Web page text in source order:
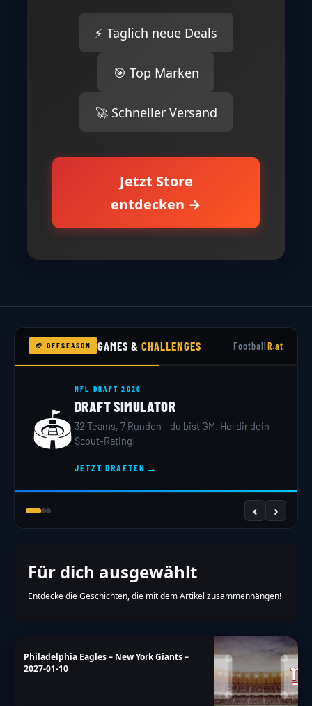
⚡ Täglich neue Deals
🎯 Top Marken
🚀 Schneller Versand
Jetzt Store
entdecken →
🏈 OFFSEASON GAMES &CHALLENGES FootballR.at
🏟️
NFL DRAFT 2026
DRAFT SIMULATOR
32 Teams, 7 Runden – du bist GM. Hol dir dein
Scout-Rating!
JETZT DRAFTEN →
‹ ›
Für dich ausgewählt
Entdecke die Geschichten, die mit dem Artikel zusammenhängen!
Philadelphia Eagles – New York Giants –
2027-01-10